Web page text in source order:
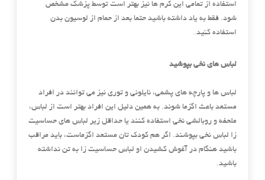
استفاده از تمامی این کرم ها نیز بهتر است توسط پزشک مشخص
شود. فقط به یاد داشته باشید حتما بعد از حمام از لوسیون بدن
استفاده کنید.
لباس های نخی بپوشید
لباس ها و پارچه های پشمی، نایلونی و توری نیز می توانند در افراد
مستعد باعث اگزما شوند. به همین دلیل این افراد بهتر است از لباس،
ملحفه و روبالشی نخی استفاده کنند یا حداقل زیر لباس های حساسیت
زا لباس نخی بپوشند. اگر هم کودک تان مستعد اگزماست، باید مراقب
باشید هنگام در آغوش کشیدن او لباس حساسیت زا به تن نداشته
باشید.